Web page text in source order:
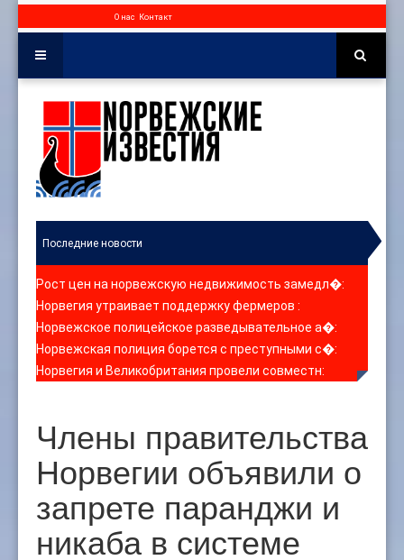
О нас Контакт
Последние новости
Рост цен на норвежскую недвижимость замедл�:
Норвегия утраивает поддержку фермеров :
Норвежское полицейское разведывательное а�:
Норвежская полиция борется с преступными с�:
Норвегия и Великобритания провели совместн:
Члены правительства
Норвегии объявили о
запрете паранджи и
никаба в системе